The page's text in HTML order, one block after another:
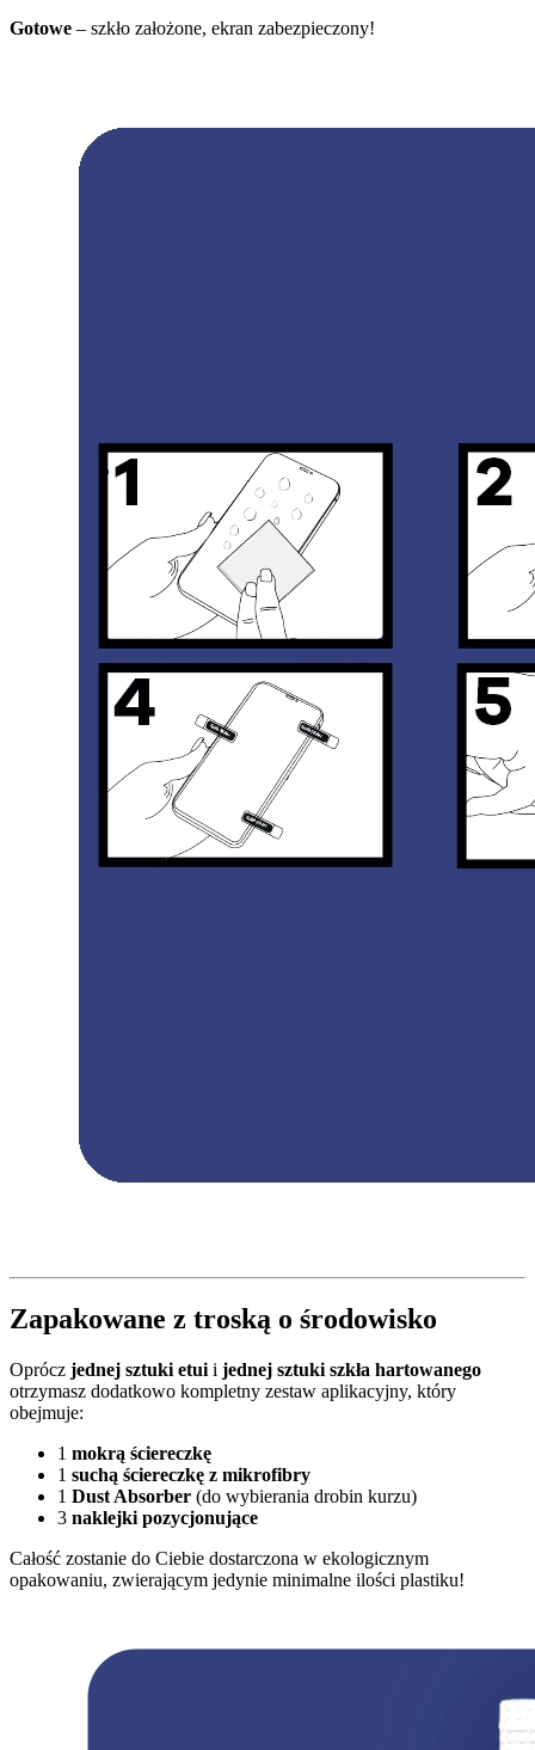
Gotowe – szkło założone, ekran zabezpieczony!
Zapakowane z troską o środowisko
Oprócz jednej sztuki etui i jednej sztuki szkła hartowanego
otrzymasz dodatkowo kompletny zestaw aplikacyjny, który
obejmuje:
1 mokrą ściereczkę
1 suchą ściereczkę z mikrofibry
1 Dust Absorber (do wybierania drobin kurzu)
3 naklejki pozycjonujące
Całość zostanie do Ciebie dostarczona w ekologicznym
opakowaniu, zwierającym jedynie minimalne ilości plastiku!